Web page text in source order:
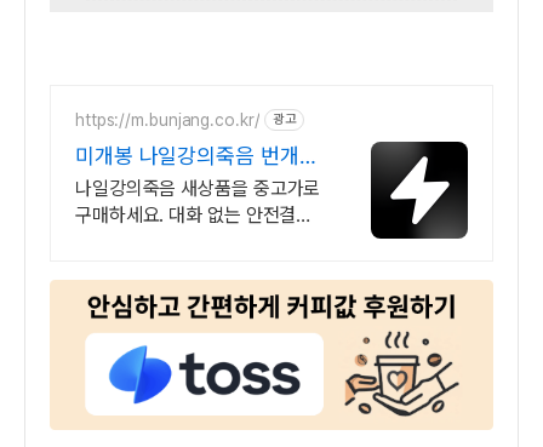
https://m.bunjang.co.kr/ 광고
미개봉 나일강의죽음 번개장
터 국내 최대 브랜드 중고거
래
나일강의죽음 새상품을 중고가로
구매하세요. 대화 없는 안전결제
개 이상의 신규 상품 업로드